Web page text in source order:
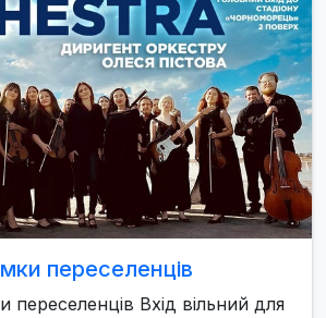
переселенців
переселенців Вхід вільний для